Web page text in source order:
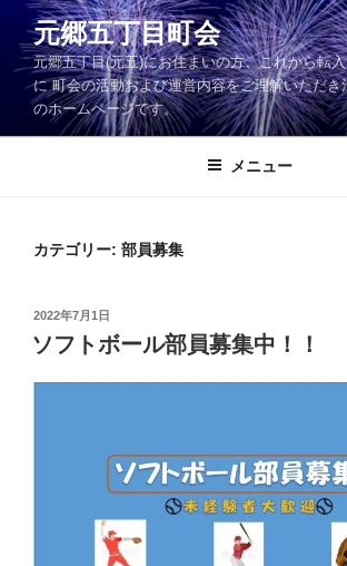
元郷五丁目町会
元郷五丁目(元五)にお住まいの方、これから転
に 町会の活動および運営内容をご理解いただき
のホームページです。
メニュー
カテゴリー: 部員募集
投
稿
日:
2022年7月1日
ソフトボール部員募集中！！